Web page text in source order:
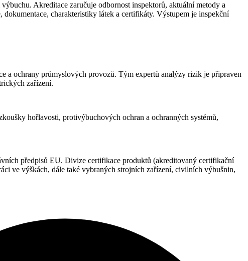
Akreditace zaručuje odbornost inspektorů, aktuální metody a
charakteristiky látek a certifikáty. Výstupem je inspekční
a ochrany průmyslových provozů. Tým expertů analýzy rizik je připraven
zařízení.
hořlavosti, protivýbuchových ochran a ochranných systémů,
předpisů EU. Divize certifikace produktů (akreditovaný certifikační
ve výškách, dále také vybraných strojních zařízení, civilních výbušnin,